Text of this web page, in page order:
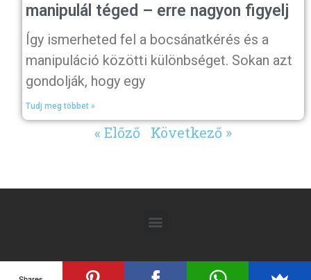
manipulál téged – erre nagyon figyelj
Így ismerheted fel a bocsánatkérés és a
manipuláció közötti különbséget. Sokan azt
gondolják, hogy egy
Tudj meg többet »
« Előző Következő »